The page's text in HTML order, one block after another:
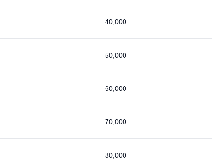
40,000
50,000
60,000
70,000
80,000